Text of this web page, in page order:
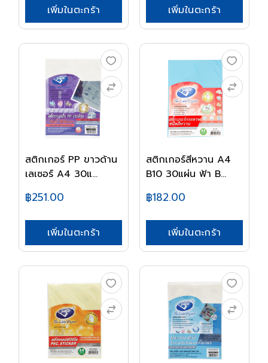
เพิ่มในตะกร้า เพิ่มในตะกร้า
สติกเกอร์ PP ขาวด้าน
เลเซอร์ A4 30แ...
฿251.00
เพิ่มในตะกร้า
สติกเกอร์สีหวาน A4
B10 30แผ่น ฟ้า B...
฿182.00
เพิ่มในตะกร้า